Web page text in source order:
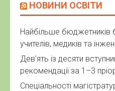
НОВИНИ ОСВІТИ
Найбільше бюджетників
учителів, медиків та
Дев’ять із десяти
рекомендації за 1–3
Спеціальності